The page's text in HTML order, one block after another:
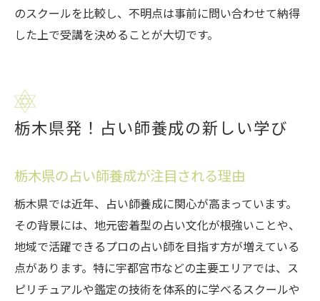
のスクールを比較し、不明点は事前に問い合わせて納得
した上で受講を決めることが大切です。
栃木県発！占い師養成の新しい学び
栃木県の占い師養成が注目される理由
栃木県では近年、占い師養成に関心が高まっています。
その背景には、地元密着型の占い文化が根強いことや、
地域で活躍できるプロの占い師を目指す方が増えている
点があります。特に宇都宮市などの主要エリアでは、ス
ピリチュアルや鑑定の技術を体系的に学べるスクールや